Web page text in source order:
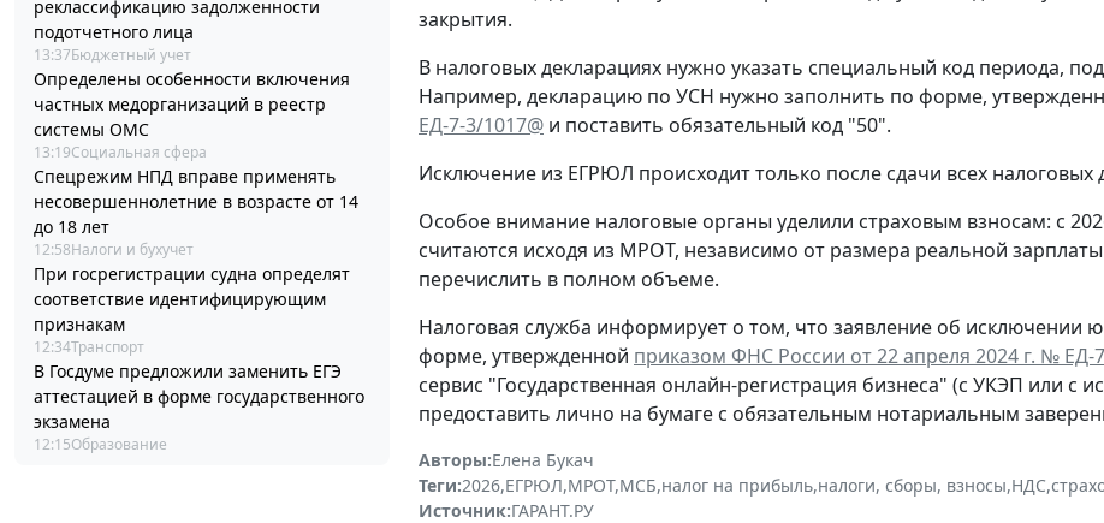
реклассификацию задолженности
подотчетного лица
13:37Бюджетный учет
Определены особенности включения
частных медорганизаций в реестр
системы ОМС
13:19Социальная сфера
Спецрежим НПД вправе применять
несовершеннолетние в возрасте от 14
до 18 лет
12:58Налоги и бухучет
При госрегистрации судна определят
соответствие идентифицирующим
признакам
12:34Транспорт
В Госдуме предложили заменить ЕГЭ
аттестацией в форме государственного
экзамена
12:15Образование
закрытия.
В налоговых декларациях нужно указать специальный код периода,
Например, декларацию по УСН нужно заполнить по форме,
ЕД-7-3/1017@ и поставить обязательный код "50".
Исключение из ЕГРЮЛ происходит только после сдачи всех
Особое внимание налоговые органы уделили страховым взносам: с
считаются исходя из МРОТ, независимо от размера реальной
перечислить в полном объеме.
Налоговая служба информирует о том, что заявление об исключении
форме, утвержденной приказом ФНС России от 22 апреля 2024 г. № ЕД-
сервис "Государственная онлайн-регистрация бизнеса" (с УКЭП или с
предоставить лично на бумаге с обязательным нотариальным
Авторы:Елена Букач
Теги:2026,ЕГРЮЛ,МРОТ,МСБ,налог на прибыль,налоги, сборы, взносы,НДС,
Источник:ГАРАНТ.РУ